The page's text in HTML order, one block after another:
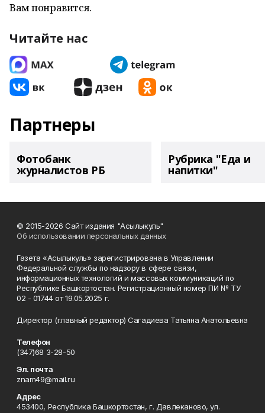
Вам понравится.
Читайте нас
Партнеры
Фотобанк
журналистов РБ
Рубрика "Еда и
напитки"
© 2015-2026 Сайт издания "Асылыкуль"
Об использовании персональных данных
Газета «Асылыкуль» зарегистрирована в Управлении
Федеральной службы по надзору в сфере связи,
информационных технологий и массовых коммуникаций по
Республике Башкортостан. Регистрационный номер ПИ № ТУ
02 - 01744 от 19.05.2025 г.
Директор (главный редактор) Сагадиева Татьяна Анатольевна
Телефон
(347)68 3-28-50
Эл. почта
znam49@mail.ru
Адрес
453400, Республика Башкортостан, г. Давлеканово, ул.